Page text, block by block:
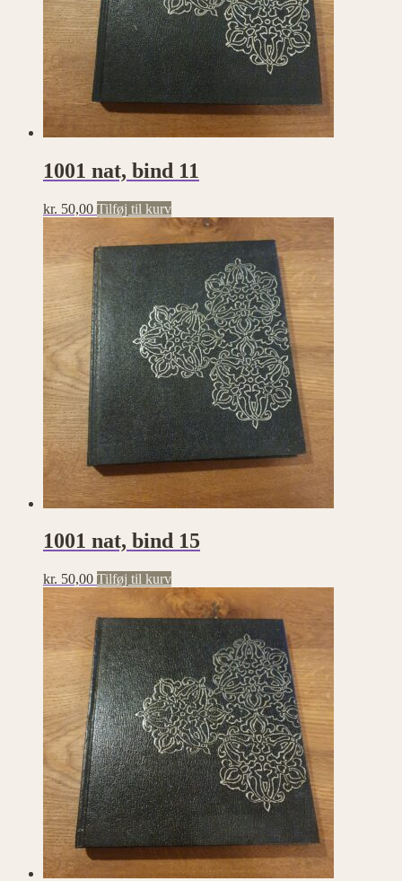
1001 nat, bind 11
kr. 50,00 Tilføj til kurv
1001 nat, bind 15
kr. 50,00 Tilføj til kurv